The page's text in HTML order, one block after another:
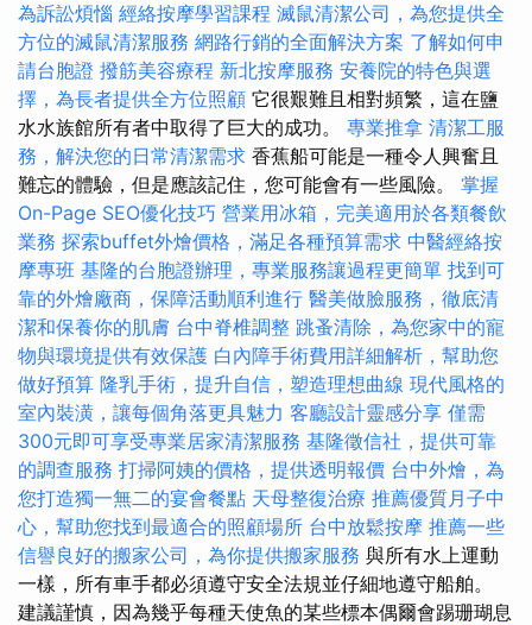
為訴訟煩惱 經絡按摩學習課程 滅鼠清潔公司，為您提供全
方位的滅鼠清潔服務 網路行銷的全面解決方案 了解如何申
請台胞證 撥筋美容療程 新北按摩服務 安養院的特色與選
擇，為長者提供全方位照顧 它很艱難且相對頻繁，這在鹽
水水族館所有者中取得了巨大的成功。 專業推拿 清潔工服
務，解決您的日常清潔需求 香蕉船可能是一種令人興奮且
難忘的體驗，但是應該記住，您可能會有一些風險。 掌握
On-Page SEO優化技巧 營業用冰箱，完美適用於各類餐飲
業務 探索buffet外燴價格，滿足各種預算需求 中醫經絡按
摩專班 基隆的台胞證辦理，專業服務讓過程更簡單 找到可
靠的外燴廠商，保障活動順利進行 醫美做臉服務，徹底清
潔和保養你的肌膚 台中脊椎調整 跳蚤清除，為您家中的寵
物與環境提供有效保護 白內障手術費用詳細解析，幫助您
做好預算 隆乳手術，提升自信，塑造理想曲線 現代風格的
室內裝潢，讓每個角落更具魅力 客廳設計靈感分享 僅需
300元即可享受專業居家清潔服務 基隆徵信社，提供可靠
的調查服務 打掃阿姨的價格，提供透明報價 台中外燴，為
您打造獨一無二的宴會餐點 天母整復治療 推薦優質月子中
心，幫助您找到最適合的照顧場所 台中放鬆按摩 推薦一些
信譽良好的搬家公司，為你提供搬家服務 與所有水上運動
一樣，所有車手都必須遵守安全法規並仔細地遵守船舶。
建議謹慎，因為幾乎每種天使魚的某些標本偶爾會踢珊瑚息